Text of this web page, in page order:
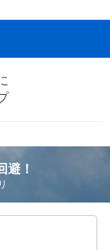
避！